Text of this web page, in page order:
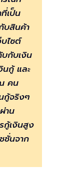
เป็น
บสินค้า
ไซต์
กับเงิน
นกู้ และ
คน
กู้จริงๆ
าน
กู้เงินสูง
ชั่นจาก